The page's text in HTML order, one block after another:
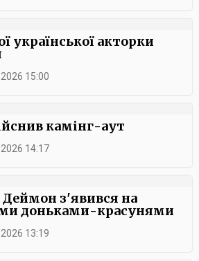
української акторки
15:00
камінг-аут
14:17
Деймон з'явився на
доньками-красунями
13:19